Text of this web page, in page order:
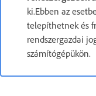
ki.Ebben az
telepíthetnek és
rendszergazdai
számítógépükön.